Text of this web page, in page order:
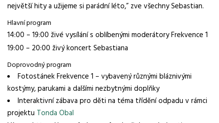
největší hity a užijeme si parádní léto,” zve všechny Sebastian.
Hlavní program
14:00 – 19:00 živé vysílání s oblíbenými moderátory Frekvence 1
19:00 – 20:00 živý koncert Sebastiana
Doprovodný program
Fotostánek Frekvence 1 – vybavený různými bláznivými
kostýmy, parukami a dalšími nezbytnými doplňky
Interaktivní zábava pro děti na téma třídění odpadu v rámci
projektu Tonda Obal